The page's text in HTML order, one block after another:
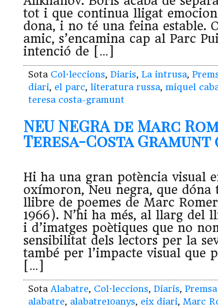
tot i que continua lligat
dona, i no té una feina estable.
amic, s’encamina cap al Parc
intenció de […]
Sota Col·leccions, Diaris, La intrusa,
diari, el parc, literatura russa, miquel
teresa costa-gramunt
NEU NEGRA de Marc
Teresa-Costa Gramunt
Hi ha una gran potència visual
oxímoron, Neu negra, que
llibre de poemes de Marc
1966). N’hi ha més, al llarg del
i d’imatges poètiques que no
sensibilitat dels lectors per la
també per l’impacte visual que
[…]
Sota Alabatre, Col·leccions, Diaris, Premsa
alabatre, alabatre10anys, eix diari, Marc